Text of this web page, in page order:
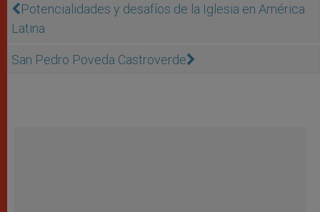
Potencialidades y desafíos de la Iglesia en América
Latina
San Pedro Poveda Castroverde